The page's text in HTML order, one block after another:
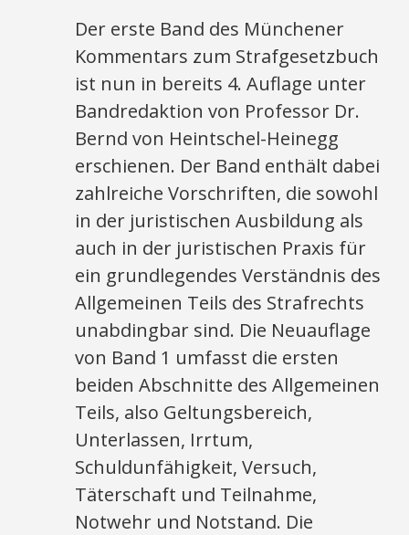
Der erste Band des Münchener
Kommentars zum Strafgesetzbuch
ist nun in bereits 4. Auflage unter
Bandredaktion von Professor Dr.
Bernd von Heintschel-Heinegg
erschienen. Der Band enthält dabei
zahlreiche Vorschriften, die sowohl
in der juristischen Ausbildung als
auch in der juristischen Praxis für
ein grundlegendes Verständnis des
Allgemeinen Teils des Strafrechts
unabdingbar sind. Die Neuauflage
von Band 1 umfasst die ersten
beiden Abschnitte des Allgemeinen
Teils, also Geltungsbereich,
Unterlassen, Irrtum,
Schuldunfähigkeit, Versuch,
Täterschaft und Teilnahme,
Notwehr und Notstand. Die